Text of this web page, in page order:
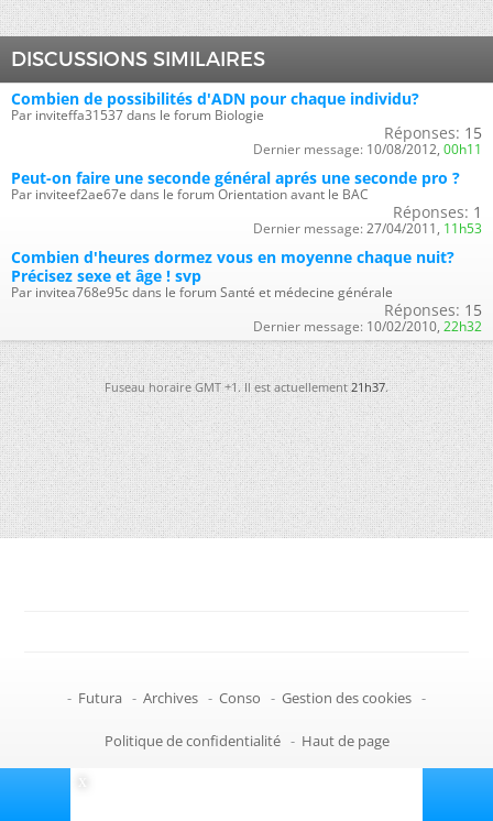
DISCUSSIONS SIMILAIRES
Combien de possibilités d'ADN pour chaque individu?
Par inviteffa31537 dans le forum Biologie
Réponses: 15
Dernier message: 10/08/2012, 00h11
Peut-on faire une seconde général aprés une seconde pro ?
Par inviteef2ae67e dans le forum Orientation avant le BAC
Réponses: 1
Dernier message: 27/04/2011, 11h53
Combien d'heures dormez vous en moyenne chaque nuit?
Précisez sexe et âge ! svp
Par invitea768e95c dans le forum Santé et médecine générale
Réponses: 15
Dernier message: 10/02/2010, 22h32
Fuseau horaire GMT +1. Il est actuellement21h37.
- Futura - Archives - Conso - Gestion des cookies -
Politique de confidentialité - Haut de page